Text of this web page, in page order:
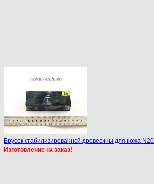
Брусок стабилизированной древесины для ножа N20
Изготовление на заказ!